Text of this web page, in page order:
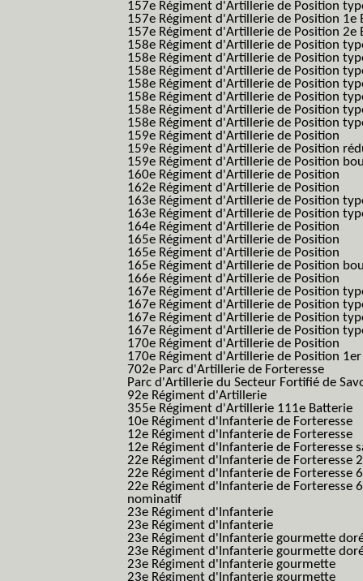
157e Régiment d'Artillerie de Position
157e Régiment d'Artillerie de Position 1e
157e Régiment d'Artillerie de Position 2e
158e Régiment d'Artillerie de Position
158e Régiment d'Artillerie de Position
158e Régiment d'Artillerie de Position
158e Régiment d'Artillerie de Position
158e Régiment d'Artillerie de Position
158e Régiment d'Artillerie de Position
158e Régiment d'Artillerie de Position
159e Régiment d'Artillerie de Position
159e Régiment d'Artillerie de Position
159e Régiment d'Artillerie de Position
160e Régiment d'Artillerie de Position
162e Régiment d'Artillerie de Position
163e Régiment d'Artillerie de Position
163e Régiment d'Artillerie de Position
164e Régiment d'Artillerie de Position
165e Régiment d'Artillerie de Position
165e Régiment d'Artillerie de Position
165e Régiment d'Artillerie de Position
166e Régiment d'Artillerie de Position
167e Régiment d'Artillerie de Position
167e Régiment d'Artillerie de Position
167e Régiment d'Artillerie de Position
167e Régiment d'Artillerie de Position
170e Régiment d'Artillerie de Position
170e Régiment d'Artillerie de Position
702e Parc d'Artillerie de Forteresse
Parc d'Artillerie du Secteur Fortifié de
92e Régiment d'Artillerie
355e Régiment d'Artillerie 111e Batterie
10e Régiment d'Infanterie de Forteresse
12e Régiment d'Infanterie de Forteresse
12e Régiment d'Infanterie de Forteresse
22e Régiment d'Infanterie de Forteresse
22e Régiment d'Infanterie de Forteresse
22e Régiment d'Infanterie de Forteresse
nominatif
23e Régiment d'Infanterie
23e Régiment d'Infanterie
23e Régiment d'Infanterie gourmette
23e Régiment d'Infanterie gourmette
23e Régiment d'Infanterie gourmette
23e Régiment d'Infanterie gourmette